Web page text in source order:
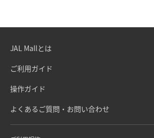
JAL Mallとは
ご利用ガイド
操作ガイド
よくあるご質問・お問い合わせ